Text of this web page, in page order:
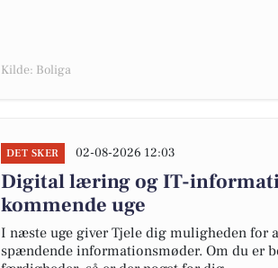
Kilde: Boliga
DET SKER 02-08-2026 12:03
Digital læring og IT-
kommende uge
I næste uge giver Tjele dig muligheden for
spændende informationsmøder. Om du er